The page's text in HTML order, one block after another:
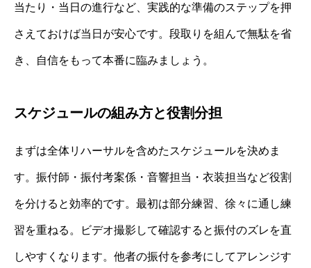
当たり・当日の進行など、実践的な準備のステップを押
さえておけば当日が安心です。段取りを組んで無駄を省
き、自信をもって本番に臨みましょう。
スケジュールの組み方と役割分担
まずは全体リハーサルを含めたスケジュールを決めま
す。振付師・振付考案係・音響担当・衣装担当など役割
を分けると効率的です。最初は部分練習、徐々に通し練
習を重ねる。ビデオ撮影して確認すると振付のズレを直
しやすくなります。他者の振付を参考にしてアレンジす